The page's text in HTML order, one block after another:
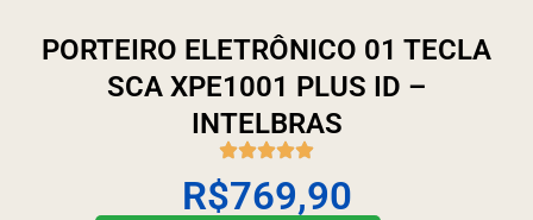
PORTEIRO ELETRÔNICO 01 TECLA
SCA XPE1001 PLUS ID –
INTELBRAS
R$769,90